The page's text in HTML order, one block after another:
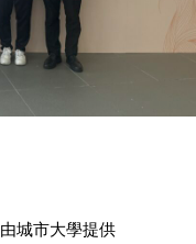
城市大學提供